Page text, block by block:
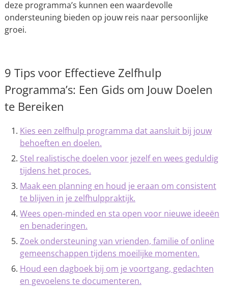
deze programma’s kunnen een waardevolle
ondersteuning bieden op jouw reis naar persoonlijke
groei.
9 Tips voor Effectieve Zelfhulp
Programma’s: Een Gids om Jouw Doelen
te Bereiken
Kies een zelfhulp programma dat aansluit bij jouw
behoeften en doelen.
Stel realistische doelen voor jezelf en wees geduldig
tijdens het proces.
Maak een planning en houd je eraan om consistent
te blijven in je zelfhulppraktijk.
Wees open-minded en sta open voor nieuwe ideeën
en benaderingen.
Zoek ondersteuning van vrienden, familie of online
gemeenschappen tijdens moeilijke momenten.
Houd een dagboek bij om je voortgang, gedachten
en gevoelens te documenteren.